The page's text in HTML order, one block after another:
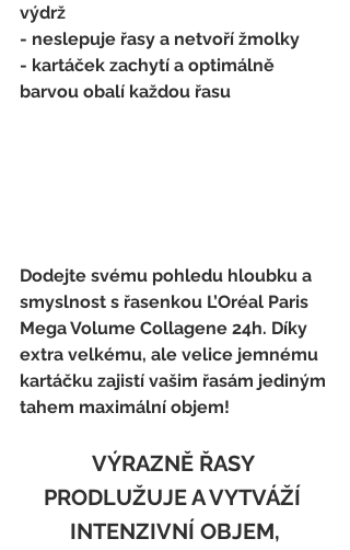
výdrž
- neslepuje řasy a netvoří žmolky
- kartáček zachytí a optimálně
barvou obalí každou řasu
Dodejte svému pohledu hloubku a
smyslnost s řasenkou L’Oréal Paris
Mega Volume Collagene 24h. Díky
extra velkému, ale velice jemnému
kartáčku zajistí vašim řasám jediným
tahem maximální objem!
VÝRAZNĚ ŘASY
PRODLUŽUJE A VYTVÁŽÍ
INTENZIVNÍ OBJEM,